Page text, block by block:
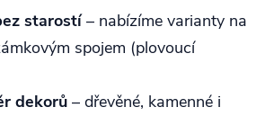
starostí– nabízíme varianty na
spojem (plovoucí
dekorů – dřevěné, kamenné i